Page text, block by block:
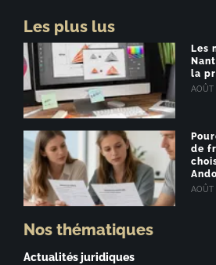
Les plus lus
Les
la
AOÛT
de
AOÛT
Nos thématiques
Actualités juridiques